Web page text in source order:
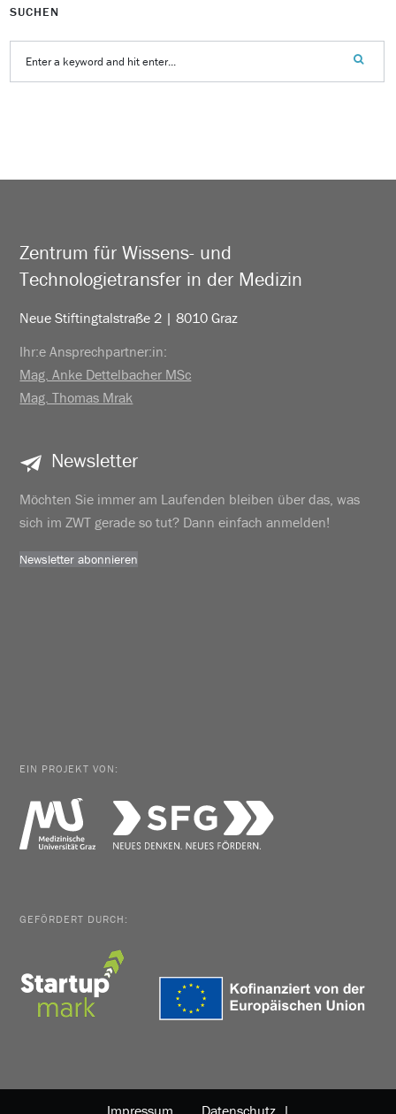
SUCHEN
Zentrum für Wissens- und
Technologietransfer in der Medizin
Neue Stiftingtalstraße 2 | 8010 Graz
Ihr:e Ansprechpartner:in:
Mag. Anke Dettelbacher MSc
Mag. Thomas Mrak
Newsletter
Möchten Sie immer am Laufenden bleiben über das, was
sich im ZWT gerade so tut? Dann einfach anmelden!
Newsletter abonnieren
EIN PROJEKT VON:
GEFÖRDERT DURCH:
Impressum Datenschutz |